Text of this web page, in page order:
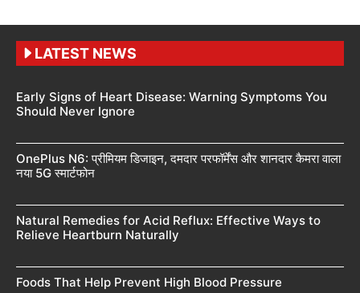
LATEST NEWS
Early Signs of Heart Disease: Warning Symptoms You
Should Never Ignore
OnePlus N6: प्रीमियम डिजाइन, दमदार परफॉर्मेंस और शानदार कैमरा वाला
नया 5G स्मार्टफोन
Natural Remedies for Acid Reflux: Effective Ways to
Relieve Heartburn Naturally
Foods That Help Prevent High Blood Pressure